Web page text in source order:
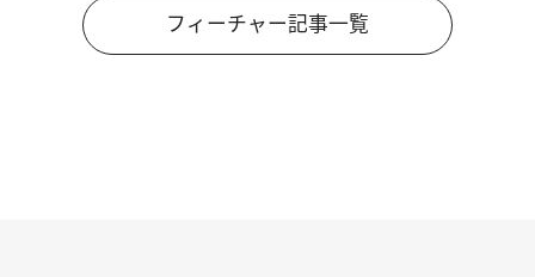
フィーチャー記事一覧